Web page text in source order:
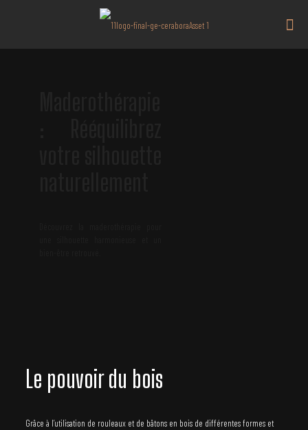
Le pouvoir du bois
Grâce à l’utilisation de rouleaux et de bâtons en bois de différentes formes et